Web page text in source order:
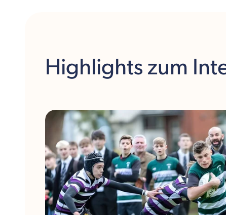
Highlights zum